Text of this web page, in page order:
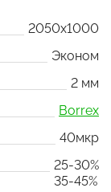
2050x1000
Эконом
2 мм
Borrex
40мкр
25-30%
35-45%